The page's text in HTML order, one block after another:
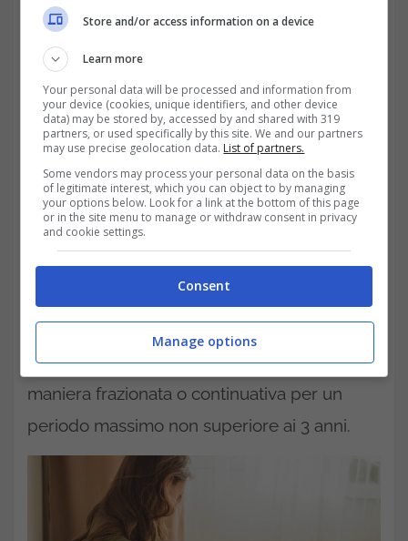
quelle che si prendono cura di un figlio
disabile e, dall’altro lato, è pensata anche
per i figli e i caregiver che curano le madri
disabili. Nel primo caso, per la mamma che
svolge un’attività lavorativa dipendente nel
pubblico o nel privato c’è la possibilità di
godere di permessi retribuiti, necessari per
prendersi cura del soggetto fragile. Inoltre,
fino ai 3 anni di età del figlio ha diritto a tre
giorni di permesso mensili, due ore di
permesso giornaliero oppure al
prolungamento del congedo parentale in
maniera frazionata o continuativa per un
periodo massimo non superiore ai 3 anni.
Store and/or access information on a device
Learn more
Your personal data will be processed and information from
your device (cookies, unique identifiers, and other device
data) may be stored by, accessed by and shared with 319
partners, or used specifically by this site. We and our partners
may use precise geolocation data. List of partners.
Some vendors may process your personal data on the basis
of legitimate interest, which you can object to by managing
your options below. Look for a link at the bottom of this page
or in the site menu to manage or withdraw consent in privacy
and cookie settings.
Consent
Manage options